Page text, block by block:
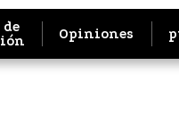
de
Opiniones